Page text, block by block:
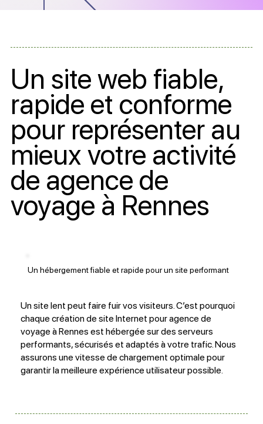
Un site web fiable,
rapide et conforme
pour représenter au
mieux votre activité
de agence de
voyage à Rennes
Un hébergement fiable et rapide pour un site performant
Un site lent peut faire fuir vos visiteurs. C’est pourquoi
chaque création de site Internet pour agence de
voyage à Rennes est hébergée sur des serveurs
performants, sécurisés et adaptés à votre trafic. Nous
assurons une vitesse de chargement optimale pour
garantir la meilleure expérience utilisateur possible.